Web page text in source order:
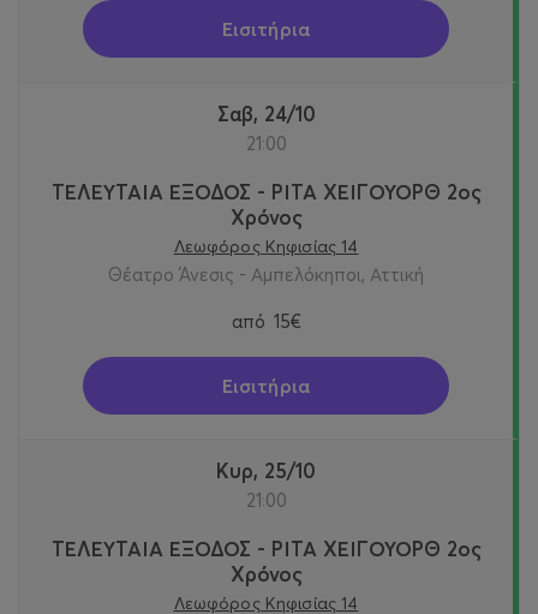
Εισιτήρια
Σαβ, 24/10
21:00
ΤΕΛΕΥΤΑΙΑ ΕΞΟΔΟΣ - ΡΙΤΑ ΧΕΙΓΟΥΟΡΘ 2oς
Χρόνος
Λεωφόρος Κηφισίας 14
Θέατρο Άνεσις - Αμπελόκηποι, Αττική
από 15€
Εισιτήρια
Κυρ, 25/10
21:00
ΤΕΛΕΥΤΑΙΑ ΕΞΟΔΟΣ - ΡΙΤΑ ΧΕΙΓΟΥΟΡΘ 2oς
Χρόνος
Λεωφόρος Κηφισίας 14